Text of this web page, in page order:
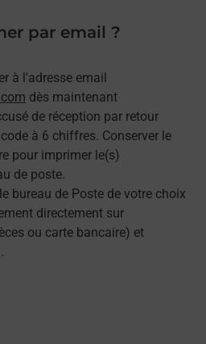
par email ?
à l'adresse email
dès maintenant
de réception par retour
à 6 chiffres. Conserver le
pour imprimer le(s)
de poste.
bureau de Poste de votre choix
directement sur
ou carte bancaire) et
onglet